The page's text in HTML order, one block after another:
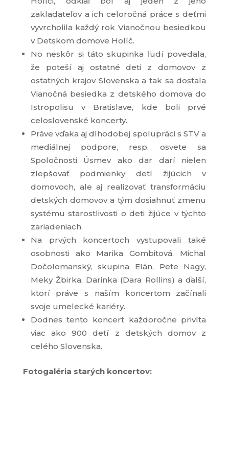
zakladateľov a ich celoročná práce s deťmi
vyvrcholila každý rok Vianočnou besiedkou
v Detskom domove Holíč.
No neskôr si táto skupinka ľudí povedala,
že poteší aj ostatné deti z domovov z
ostatných krajov Slovenska a tak sa dostala
Vianočná besiedka z detského domova do
Istropolisu v Bratislave, kde boli prvé
celoslovenské koncerty.
Práve vďaka aj dlhodobej spolupráci s STV a
mediálnej podpore, resp. osvete sa
Spoločnosti Úsmev ako dar darí nielen
zlepšovať podmienky detí žijúcich v
domovoch, ale aj realizovať transformáciu
detských domovov a tým dosiahnuť zmenu
systému starostlivosti o deti žijúce v týchto
zariadeniach.
Na prvých koncertoch vystupovali také
osobnosti ako Marika Gombitová, Michal
Dočolomanský, skupina Elán, Pete Nagy,
Meky Žbirka, Darinka (Dara Rollins) a ďalší,
ktorí práve s naším koncertom začínali
svoje umelecké kariéry.
Dodnes tento koncert každoročne privíta
viac ako 900 detí z detských domov z
celého Slovenska.
Fotogaléria starých koncertov: